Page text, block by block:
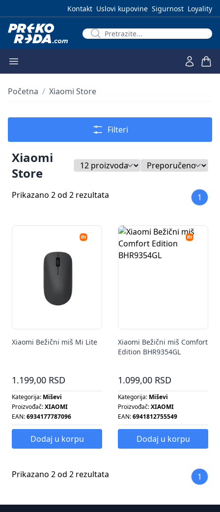
Kontakt Uslovi kupovine Sigurnost Loyality
Početna / Xiaomi Store
Filteri
Xiaomi
Store
Prikazano 2 od 2 rezultata 1
Xiaomi Bežični miš Mi Lite
1.199,00 RSD
Kategorija: Miševi
Proizvođač:XIAOMI
EAN:6934177787096
Dodaj u korpu
Xiaomi Bežični miš Comfort
Edition BHR9354GL
1.099,00 RSD
Kategorija: Miševi
Proizvođač:XIAOMI
EAN:6941812755549
Dodaj u korpu
Prikazano 2 od 2 rezultata 1